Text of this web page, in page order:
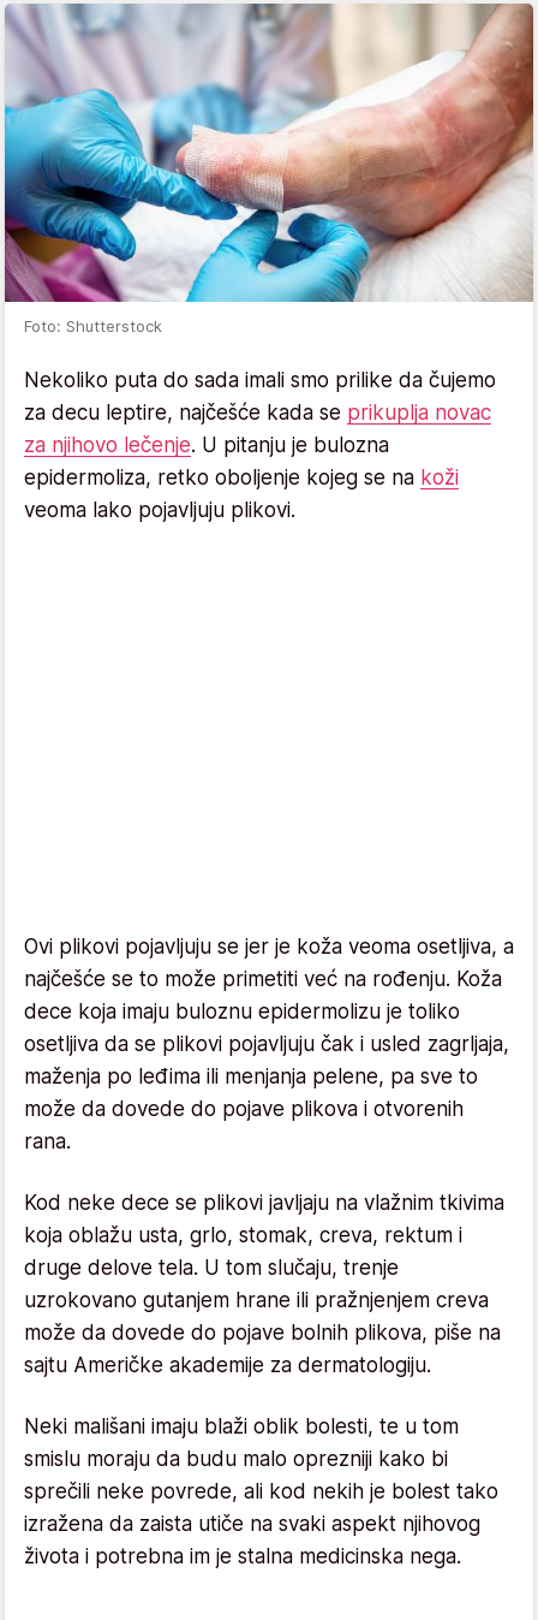
Foto: Shutterstock
Nekoliko puta do sada imali smo prilike da čujemo
za decu leptire, najčešće kada se prikuplja novac
za njihovo lečenje. U pitanju je bulozna
epidermoliza, retko oboljenje kojeg se na koži
veoma lako pojavljuju plikovi.
Ovi plikovi pojavljuju se jer je koža veoma osetljiva, a
najčešće se to može primetiti već na rođenju. Koža
dece koja imaju buloznu epidermolizu je toliko
osetljiva da se plikovi pojavljuju čak i usled zagrljaja,
maženja po leđima ili menjanja pelene, pa sve to
može da dovede do pojave plikova i otvorenih
rana.
Kod neke dece se plikovi javljaju na vlažnim tkivima
koja oblažu usta, grlo, stomak, creva, rektum i
druge delove tela. U tom slučaju, trenje
uzrokovano gutanjem hrane ili pražnjenjem creva
može da dovede do pojave bolnih plikova, piše na
sajtu Američke akademije za dermatologiju.
Neki mališani imaju blaži oblik bolesti, te u tom
smislu moraju da budu malo oprezniji kako bi
sprečili neke povrede, ali kod nekih je bolest tako
izražena da zaista utiče na svaki aspekt njihovog
života i potrebna im je stalna medicinska nega.